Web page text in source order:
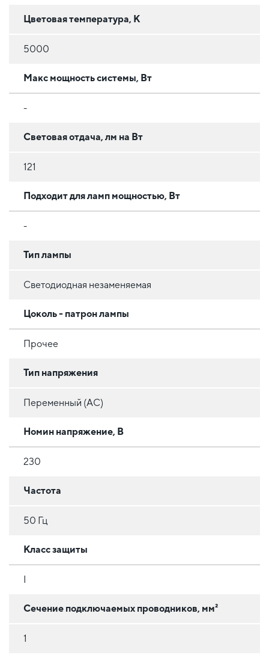
Цветовая температура, К
5000
Макс мощность системы, Вт
-
Световая отдача, лм на Вт
121
Подходит для ламп мощностью, Вт
-
Тип лампы
Светодиодная незаменяемая
Цоколь - патрон лампы
Прочее
Тип напряжения
Переменный (AC)
Номин напряжение, В
230
Частота
50 Гц
Класс защиты
Сечение подключаемых проводников, мм²
1